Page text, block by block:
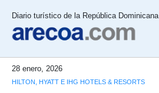
Diario turístico de la República Dominicana
28 enero, 2026
HILTON, HYATT E IHG HOTELS & RESORTS